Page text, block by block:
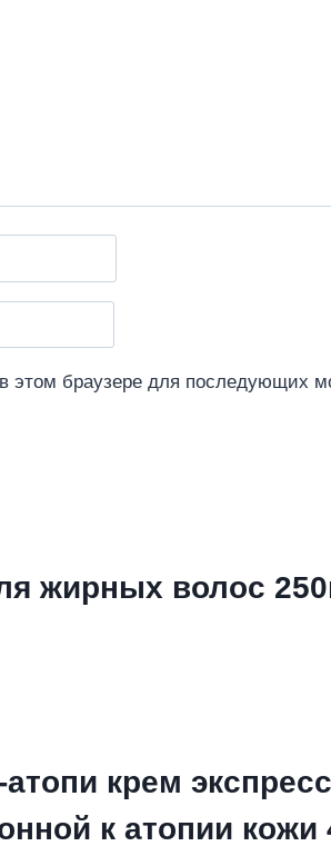
этом браузере для последующих
жирных волос
крем
к атопии кожи